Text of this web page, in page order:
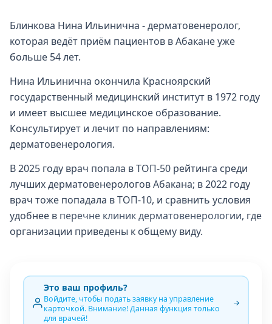
Блинкова Нина Ильинична - дерматовенеролог,
которая ведёт приём пациентов в Абакане уже
больше 54 лет.
Нина Ильинична окончила Красноярский
государственный медицинский институт в 1972 году
и имеет высшее медицинское образование.
Консультирует и лечит по направлениям:
дерматовенерология.
В 2025 году врач попала в ТОП-50 рейтинга среди
лучших дерматовенерологов Абакана; в 2022 году
врач тоже попадала в ТОП-10, и сравнить условия
удобнее в перечне клиник дерматовенерологии, где
организации приведены к общему виду.
Это ваш профиль?
Войдите, чтобы подать заявку на управление
карточкой. Внимание! Данная функция только
для врачей!